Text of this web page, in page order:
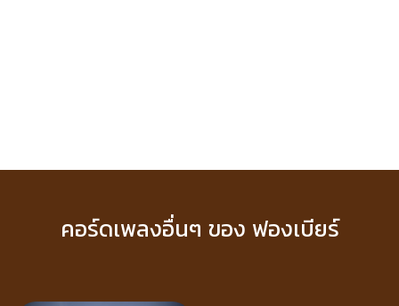
คอร์ดเพลงอื่นๆ ของ ฟองเบียร์